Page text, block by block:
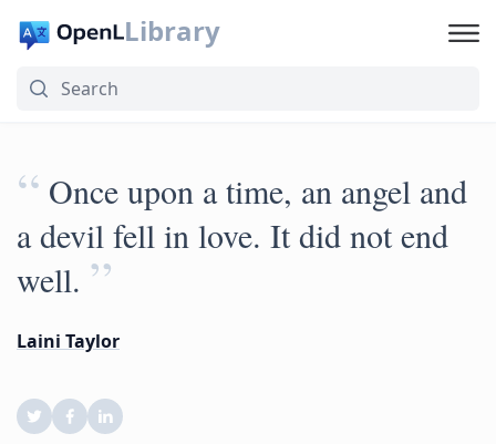
Library
“ Once upon a time, an angel and
a devil fell in love. It did not end
well. ”
Laini Taylor